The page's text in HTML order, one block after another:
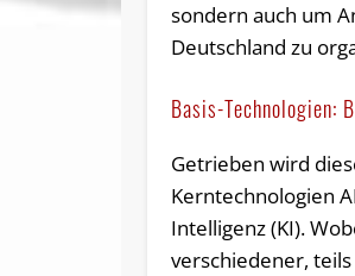
sondern auch um
Deutschland zu
Basis-Technologien:
Getrieben wird
Kerntechnologien
Intelligenz (KI).
verschiedener,